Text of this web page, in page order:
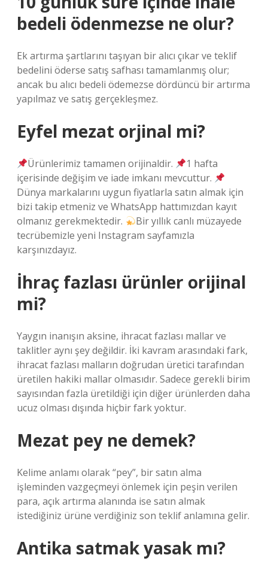
bedeli ödenmezse ne olur?
Ek artırma şartlarını taşıyan bir alıcı çıkar ve teklif
bedelini öderse satış safhası tamamlanmış olur;
ancak bu alıcı bedeli ödemezse dördüncü bir artırma
yapılmaz ve satış gerçekleşmez.
Eyfel mezat orjinal mi?
Ürünlerimiz tamamen orijinaldir.
1 hafta
içerisinde değişim ve iade imkanı mevcuttur.
Dünya markalarını uygun fiyatlarla satın almak için
bizi takip etmeniz ve WhatsApp hattımızdan kayıt
olmanız gerekmektedir.
Bir yıllık canlı müzayede
tecrübemizle yeni Instagram sayfamızla
karşınızdayız.
İhraç fazlası ürünler orijinal
mi?
Yaygın inanışın aksine, ihracat fazlası mallar ve
taklitler aynı şey değildir. İki kavram arasındaki fark,
ihracat fazlası malların doğrudan üretici tarafından
üretilen hakiki mallar olmasıdır. Sadece gerekli birim
sayısından fazla üretildiği için diğer ürünlerden daha
ucuz olması dışında hiçbir fark yoktur.
Mezat pey ne demek?
Kelime anlamı olarak “pey”, bir satın alma
işleminden vazgeçmeyi önlemek için peşin verilen
para, açık artırma alanında ise satın almak
istediğiniz ürüne verdiğiniz son teklif anlamına gelir.
Antika satmak yasak mı?